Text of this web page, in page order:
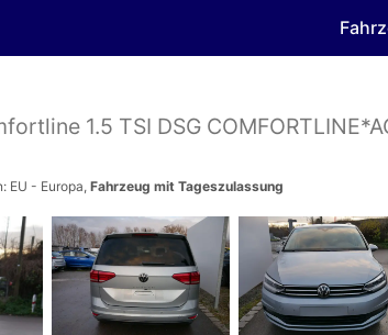
1.5 TSI DSG
EU - Europa,Fahrzeug mit Tageszulassung